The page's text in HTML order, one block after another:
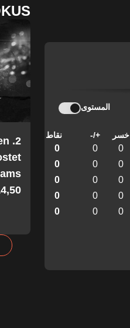
المستوى
خسر +/- نقاط
0
0
0
0
0
0
0
0
0
0
0
0
0
0
0